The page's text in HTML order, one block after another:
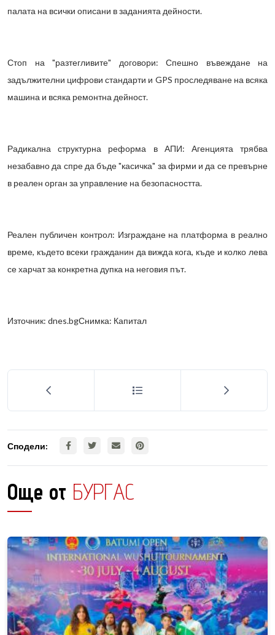
палата на всички описани в заданията дейности.
Стоп на "разтегливите" договори: Спешно въвеждане на
задължителни цифрови стандарти и GPS проследяване на всяка
машина и всяка ремонтна дейност.
Радикална структурна реформа в АПИ: Агенцията трябва
незабавно да спре да бъде "касичка" за фирми и да се превърне
в реален орган за управление на безопасността.
Реален публичен контрол: Изграждане на платформа в реално
време, където всеки гражданин да вижда кога, къде и колко лева
се харчат за конкретна дупка на неговия път.
Източник: dnes.bgСнимка: Капитал
Сподели:
Още от БУРГАС